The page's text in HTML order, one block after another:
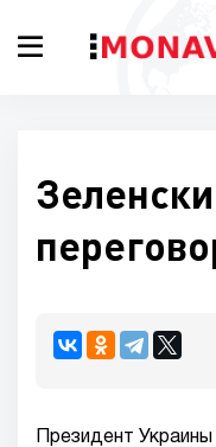
Президент